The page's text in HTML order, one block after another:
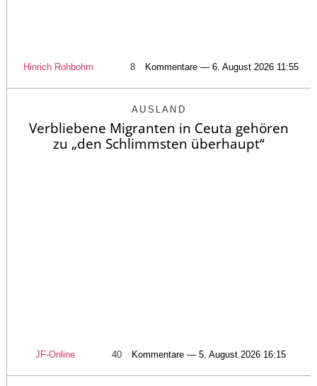
Hinrich Rohbohm 8 Kommentare — 6. August 2026 11:55
AUSLAND
Verbliebene Migranten in Ceuta gehören
zu „den Schlimmsten überhaupt“
JF-Online 40 Kommentare — 5. August 2026 16:15